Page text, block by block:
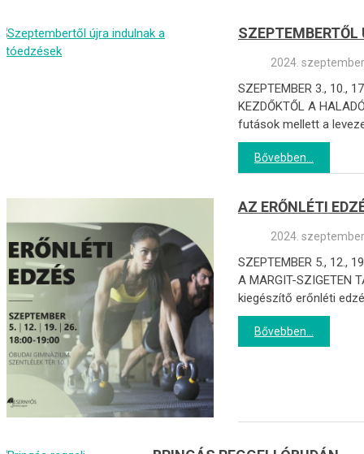
SZEPTEMBERTŐL
2024.
SZEPTEMBER 3., 10.,
KEZDŐKTŐL A
futások mellett a
Bővebben...
AZ ERŐNLÉTI
2024.
SZEPTEMBER 5., 12.,
A MARGIT-SZIGETEN
kiegészítő erőnléti
Bővebben...